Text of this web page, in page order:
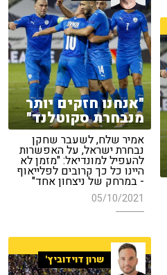
"אנחנו חזקים יותר
מנבחרת סקוטלנד"
אמיר שלח, לשעבר שחקן
נבחרת ישראל, על האפשרות
להעפיל למונדיאל: "מזמן לא
היינו כל כך קרובים לפלייאוף
- במרחק של ניצחון אחד"
05/10/2021
שרון דוידוביץ'